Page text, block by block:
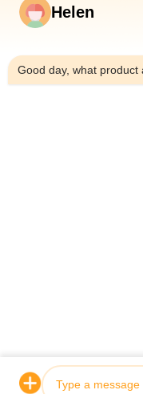
© 2026 Dongguan
Helen
Good day, what